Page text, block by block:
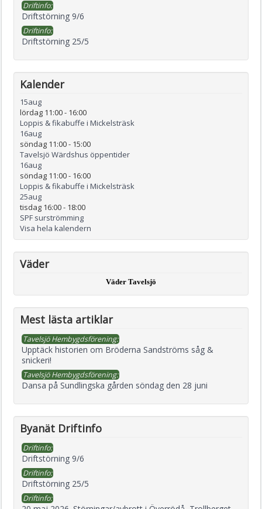
Driftinfo:
Driftstörning 9/6
Driftinfo:
Driftstörning 25/5
Kalender
15aug
lördag 11:00- 16:00
Loppis & fikabuffe i Mickelsträsk
16aug
söndag 11:00- 15:00
Tavelsjö Wärdshus öppentider
16aug
söndag 11:00- 16:00
Loppis & fikabuffe i Mickelsträsk
25aug
tisdag 16:00- 18:00
SPF surströmming
Visa hela kalendern
Väder
Väder Tavelsjö
Mest lästa artiklar
Tavelsjö Hembygdsförening:
Upptäck historien om Bröderna Sandströms såg &
snickeri!
Tavelsjö Hembygdsförening:
Dansa på Sundlingska gården söndag den 28 juni
Byanät Driftinfo
Driftinfo:
Driftstörning 9/6
Driftinfo:
Driftstörning 25/5
Driftinfo: